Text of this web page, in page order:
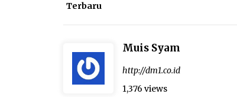
Terbaru
Muis Syam
http://dm1.co.id
1,376 views